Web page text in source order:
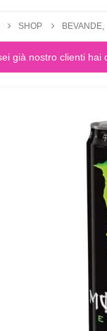
SHOP BEVANDE
già nostro clienti hai